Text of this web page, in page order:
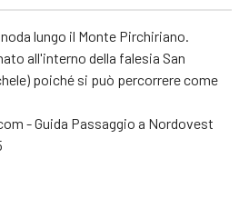
lungo il Monte Pirchiriano.
all'interno della falesia San
poiché si può percorrere come
- Guida Passaggio a Nordovest